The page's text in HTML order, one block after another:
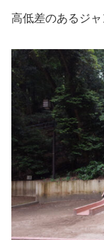
高低差のあるジャ